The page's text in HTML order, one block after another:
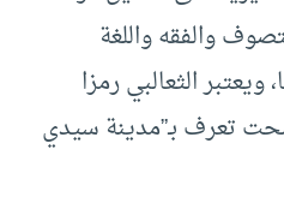
والفقه واللغة
ويعتبر الثعالبي رمزا
تعرف بـ”مدينة سيدي